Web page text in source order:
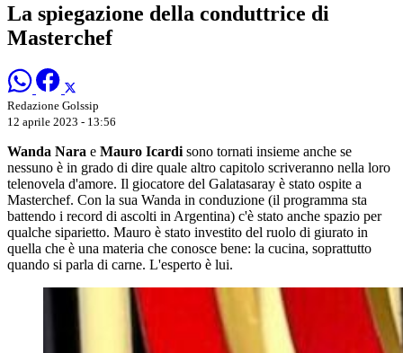
La spiegazione della conduttrice di
Masterchef
Redazione Golssip
12 aprile 2023 - 13:56
Wanda Nara e Mauro Icardi sono tornati insieme anche se
nessuno è in grado di dire quale altro capitolo scriveranno nella loro
telenovela d'amore. Il giocatore del Galatasaray è stato ospite a
Masterchef. Con la sua Wanda in conduzione (il programma sta
battendo i record di ascolti in Argentina) c'è stato anche spazio per
qualche siparietto. Mauro è stato investito del ruolo di giurato in
quella che è una materia che conosce bene: la cucina, soprattutto
quando si parla di carne. L'esperto è lui.